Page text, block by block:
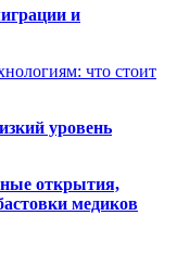
и
что стоит
уровень
открытия,
медиков